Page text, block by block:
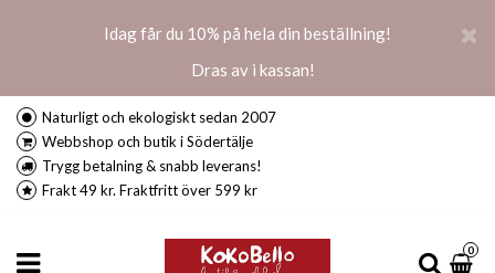
Idag får du 10% på hela din beställning!
Dras av i kassan!
Naturligt och ekologiskt sedan 2007
Webbshop och butik i Södertälje
Trygg betalning & snabb leverans!
Frakt 49 kr. Fraktfritt över 599 kr
0